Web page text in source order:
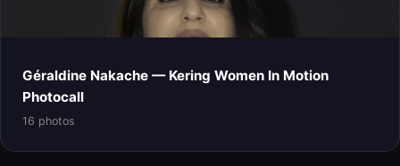
Géraldine Nakache — Kering Women In Motion
Photocall
16 photos